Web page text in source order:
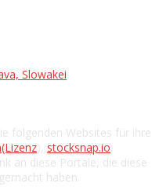
Slowakei
folgenden Websites für ihre
(Lizenz), stocksnap.io,
an diese Portale, die diese
haben.